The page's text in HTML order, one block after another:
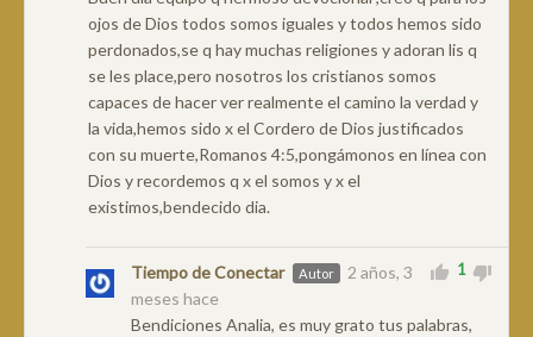
ojos de Dios todos somos iguales y todos hemos sido
perdonados,se q hay muchas religiones y adoran lis q
se les place,pero nosotros los cristianos somos
capaces de hacer ver realmente el camino la verdad y
la vida,hemos sido x el Cordero de Dios justificados
con su muerte,Romanos 4:5,pongámonos en línea con
Dios y recordemos q x el somos y x el
existimos,bendecido dia.
Tiempo de Conectar Autor
2 años, 3
meses hace
Bendiciones Analia, es muy grato tus palabras,
1